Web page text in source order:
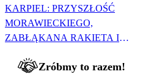
KARPIEL: PRZYSZŁOŚĆ
MORAWIECKIEGO,
ZABŁĄKANA RAKIETA I
Zróbmy to razem!